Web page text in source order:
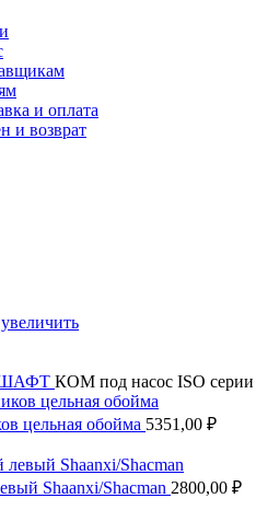
и оплата
и возврат
КОМ под насос ISO серии
цельная обойма 5351,00 ₽
Shaanxi/Shacman 2800,00 ₽